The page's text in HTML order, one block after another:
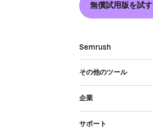
無償試用版を試す
Semrush
その他のツール
企業
サポート